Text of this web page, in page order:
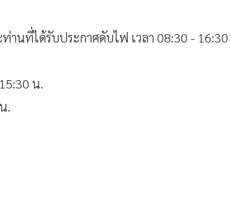
นที่ได้รับประกาศดับไฟ เวลา 08:30 - 16:30
น.
.